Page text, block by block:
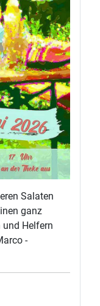
Salaten
ganz
und Helfern
-